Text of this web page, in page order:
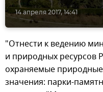
14 апреля 2017, 14:41
"Отнести к ведению
и природных ресурсов
охраняемые
значения: парки-